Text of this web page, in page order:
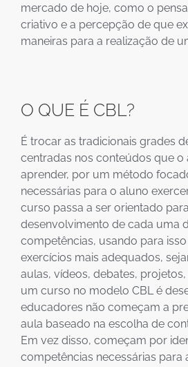
mercado de hoje, como o
criativo e a percepção de que
maneiras para a realização de
O QUE É CBL?
É trocar as tradicionais grades
centradas nos conteúdos que o
aprender, por um método
necessárias para o aluno
curso passa a ser orientado
desenvolvimento de cada uma
competências, usando para
exercícios mais adequados,
aulas, vídeos, debates,
um curso no modelo CBL é
educadores não começam a
aula baseado na escolha de
Em vez disso, começam por
competências necessárias para